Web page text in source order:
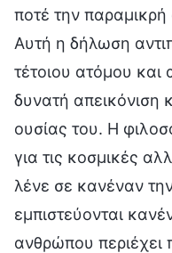
ποτέ την παραμικρή
Αυτή η δήλωση
τέτοιου ατόμου και
δυνατή απεικόνιση
ουσίας του. Η
για τις κοσμικές
λένε σε κανέναν
εμπιστεύονται
ανθρώπου περιέχει